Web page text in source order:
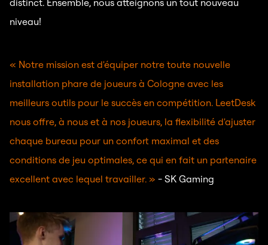
distinct. Ensemble, nous atteignons un tout nouveau
niveau!
« Notre mission est d'équiper notre toute nouvelle
installation phare de joueurs à Cologne avec les
meilleurs outils pour le succès en compétition. LeetDesk
nous offre, à nous et à nos joueurs, la flexibilité d'ajuster
chaque bureau pour un confort maximal et des
conditions de jeu optimales, ce qui en fait un partenaire
excellent avec lequel travailler. » - SK Gaming